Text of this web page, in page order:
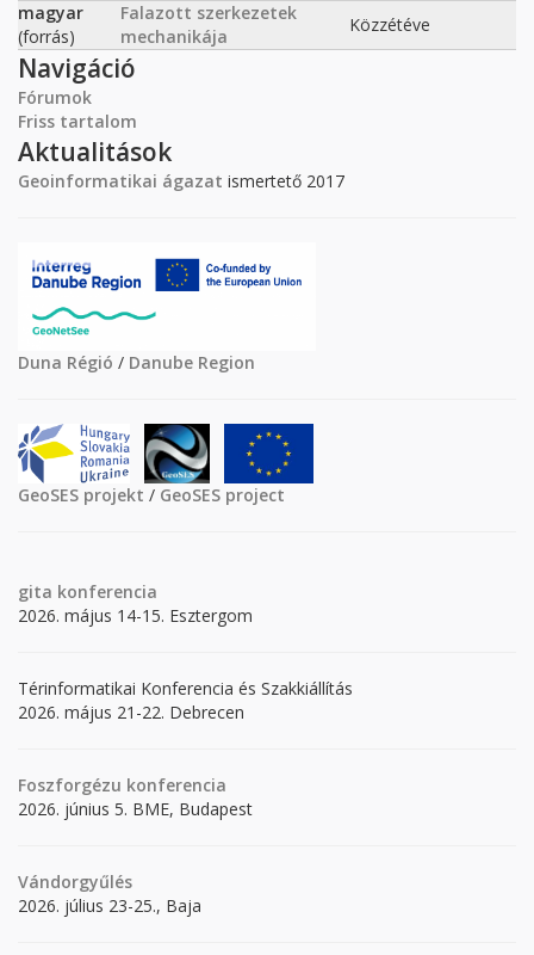
magyar
(forrás)
Falazott szerkezetek
mechanikája
Közzétéve
Navigáció
Fórumok
Friss tartalom
Aktualitások
Geoinformatikai ágazat ismertető 2017
Duna Régió / Danube Region
GeoSES projekt / GeoSES project
gita konferencia
2026. május 14-15. Esztergom
Térinformatikai Konferencia és Szakkiállítás
2026. május 21-22. Debrecen
Foszforgézu konferencia
2026. június 5. BME, Budapest
Vándorgyűlés
2026. július 23-25., Baja